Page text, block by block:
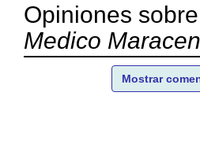
Opiniones
Medico
Mostrar